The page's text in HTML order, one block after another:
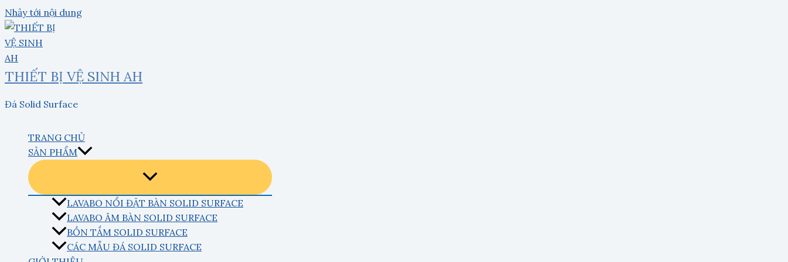
Nhảy tới nội dung
THIẾT BỊ VỆ SINH AH
Đá Solid Surface
TRANG CHỦ
SẢN PHẨM
LAVABO NỔI ĐẶT BÀN SOLID SURFACE
LAVABO ÂM BÀN SOLID SURFACE
BỒN TẮM SOLID SURFACE
CÁC MẪU ĐÁ SOLID SURFACE